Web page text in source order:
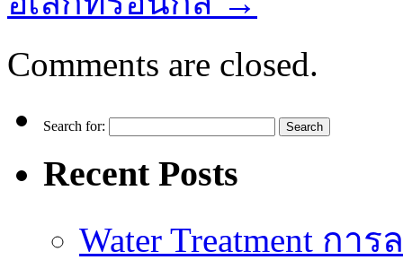
Comments are closed.
Search for:
Recent Posts
Water Treatment ก